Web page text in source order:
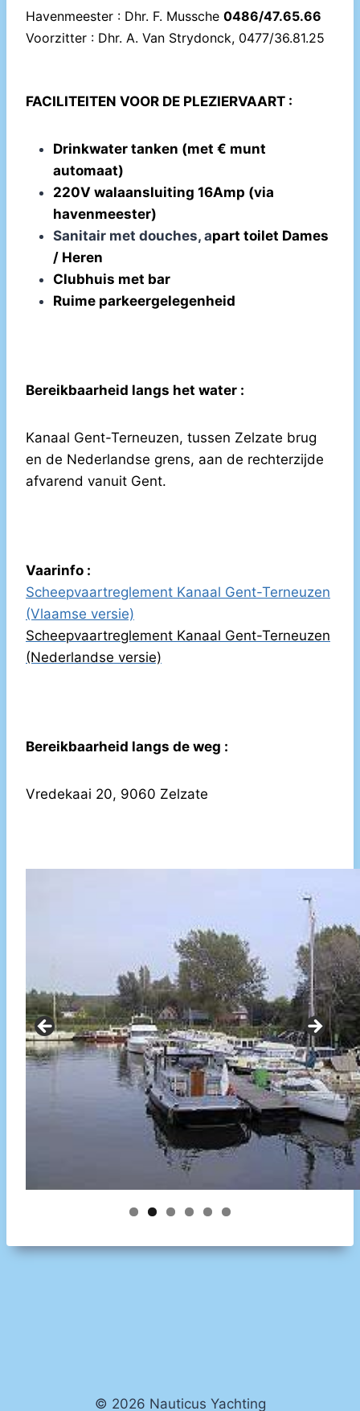
Havenmeester : Dhr. F. Mussche 0486/47.65.66
Voorzitter : Dhr. A. Van Strydonck, 0477/36.81.25
FACILITEITEN VOOR DE PLEZIERVAART :
Drinkwater tanken (met € munt
automaat)
220V walaansluiting 16Amp (via
havenmeester)
Sanitair met douches, apart toilet Dames
/ Heren
Clubhuis met bar
Ruime parkeergelegenheid
Bereikbaarheid langs het water :
Kanaal Gent-Terneuzen, tussen Zelzate brug
en de Nederlandse grens, aan de rechterzijde
afvarend vanuit Gent.
Vaarinfo :
Scheepvaartreglement Kanaal Gent-Terneuzen
(Vlaamse versie)
Scheepvaartreglement Kanaal Gent-Terneuzen
(Nederlandse versie)
Bereikbaarheid langs de weg :
Vredekaai 20, 9060 Zelzate
© 2026 Nauticus Yachting